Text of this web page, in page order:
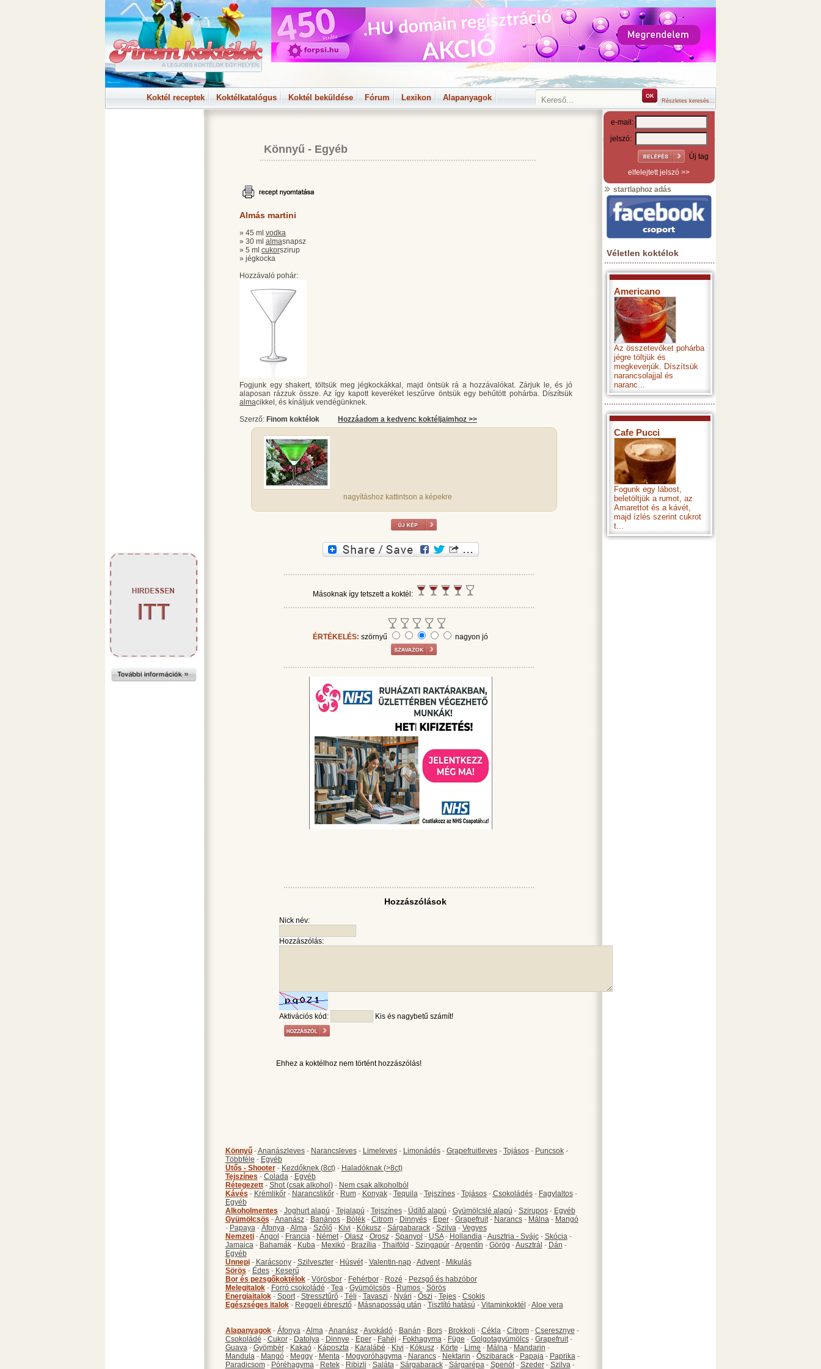
Koktél receptek Koktélkatalógus Koktél beküldése Fórum Lexikon Alapanyagok Részletes keresés...
Könnyű - Egyéb
Almás martini
» 45 ml vodka
» 30 ml almasnapsz
» 5 ml cukorszirup
» jégkocka
Hozzávaló pohár:
Fogjunk egy shakert, töltsük meg jégkockákkal, majd öntsük rá a hozzávalókat. Zárjuk le, és jó
alaposan rázzuk össze. Az így kapott keveréket leszűrve öntsük egy behűtött pohárba. Díszítsük
almacikkel, és kínáljuk vendégünknek.
Szerző: Finom koktélok Hozzáadom a kedvenc koktéljaimhoz >>
nagyításhoz kattintson a képekre
Másoknak így tetszett a koktél:
ÉRTÉKELÉS: szörnyű nagyon jó
Hozzászólások
Nick név:
Hozzászólás:
Aktivációs kód: Kis és nagybetű számít!
Ehhez a koktélhoz nem történt hozzászólás!
Könnyű-Ananászleves- Narancsleves- Limeleves- Limonádés- Grapefruitleves- Tojásos- Puncsok-
Többféle - Egyéb
Ütős - Shooter- Kezdőknek (8ct)- Haladóknak (>8ct)
Tejszínes - Colada- Egyéb
Rétegezett- Shot (csak alkohol)- Nem csak alkoholból
Kávés - Krémlikőr- Narancslikőr- Rum- Konyak- Tequila- Tejszínes- Tojásos- Csokoládés- Fagylaltos-
Egyéb
Alkoholmentes - Joghurt alapú - Tejalapú - Tejszínes- Üdítő alapú - Gyümölcslé alapú - Szirupos- Egyéb
Gyümölcsös -Ananász- Banános- Bólék- Citrom- Dinnyés- Eper- Grapefruit- Narancs- Málna- Mangó
- Papaya- Áfonya-Alma- Szőlő- Kivi - Kókusz- Sárgabarack- Szilva- Vegyes
Nemzeti-Angol - Francia- Német- Olasz- Orosz- Spanyol - USA- Hollandia-Ausztria - Svájc- Skócia-
Jamaica- Bahamák- Kuba- Mexikó- Brazília- Thaiföld - Szingapúr-Argentín - Görög -Ausztrál - Dán -
Egyéb
Ünnepi- Karácsony- Szilveszter- Húsvét- Valentin-nap-Advent- Mikulás
Sörös - Édes- Keserű
Bor és pezsgőkoktélok- Vörösbor- Fehérbor- Rozé - Pezsgő és habzóbor
Melegitalok- Forró csokoládé - Tea- Gyümölcsös- Rumos- Sörös
Energiaitalok- Sport- Stressztűrő- Téli - Tavaszi - Nyári - Őszi - Tejes- Csokis
Egészséges italok- Reggeli ébresztő- Másnaposság után - Tisztító hatású - Vitaminkoktél -Aloe vera
Alapanyagok- Áfonya-Alma-Ananász-Avokádó- Banán - Bors- Brokkoli - Cékla- Citrom- Cseresznye -
Csokoládé - Cukor- Datolya- Dinnye - Eper- Fahéj - Fokhagyma- Füge - Golgotagyümölcs- Grapefruit-
Guava- Gyömbér- Kakaó- Káposzta- Karalábé - Kivi - Kókusz- Körte - Lime - Málna- Mandarin -
Mandula- Mangó- Meggy- Menta- Mogyoróhagyma- Narancs- Nektarin - Őszibarack- Papaja- Paprika-
Paradicsom- Póréhagyma- Retek- Ribizli - Saláta- Sárgabarack- Sárgarépa- Spenót- Szeder- Szilva-
e-mail:
jelszó:
Új tag
elfelejtett jelszó >>
startlaphoz adás
Véletlen koktélok
Americano
Az összetevőket pohárba
jégre töltjük és
megkeverjük. Díszítsük
narancsolajjal és
naranc...
Cafe Pucci
Fogunk egy lábost,
beletöltjük a rumot, az
Amarettot és a kávét,
majd ízlés szerint cukrot
t...